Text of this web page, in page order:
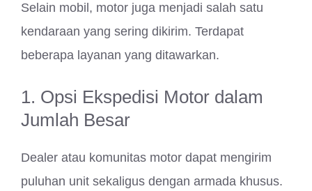
Selain mobil, motor juga menjadi salah satu
kendaraan yang sering dikirim. Terdapat
beberapa layanan yang ditawarkan.
1. Opsi Ekspedisi Motor dalam
Jumlah Besar
Dealer atau komunitas motor dapat mengirim
puluhan unit sekaligus dengan armada khusus.